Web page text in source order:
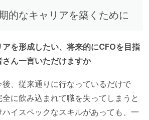
的なキャリアを築くために
アを形成したい、将来的にCFOを目指
さん一言いただけますか
、従来通りに行なっているだけで
に飲み込まれて職を失ってしまうと
イスペックなスキルがあっても、一